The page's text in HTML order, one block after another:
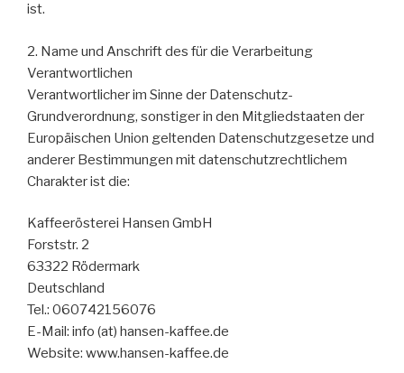
ist.
2. Name und Anschrift des für die Verarbeitung
Verantwortlichen
Verantwortlicher im Sinne der Datenschutz-
Grundverordnung, sonstiger in den Mitgliedstaaten der
Europäischen Union geltenden Datenschutzgesetze und
anderer Bestimmungen mit datenschutzrechtlichem
Charakter ist die:
Kaffeerösterei Hansen GmbH
Forststr. 2
63322 Rödermark
Deutschland
Tel.: 060742156076
E-Mail: info (at) hansen-kaffee.de
Website: www.hansen-kaffee.de